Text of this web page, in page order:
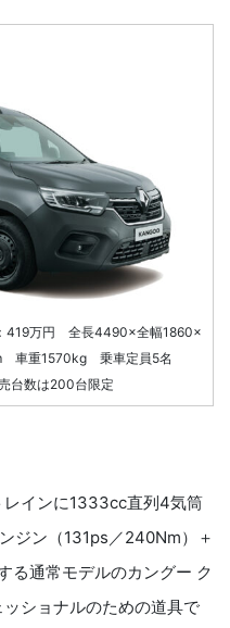
419万円 全長4490×全幅1860×
車重1570kg 乗車定員5名
台数は200台限定
インに1333cc直列4気筒
ジン（131ps／240Nm）＋
る通常モデルのカングー ク
ショナルのための道具で